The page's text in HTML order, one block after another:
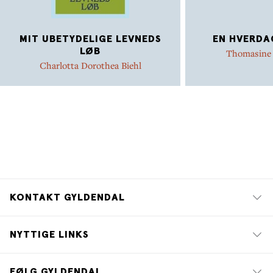
MIT UBETYDELIGE LEVNEDS
LØB
Charlotta Dorothea Biehl
EN
KONTAKT GYLDENDAL
NYTTIGE LINKS